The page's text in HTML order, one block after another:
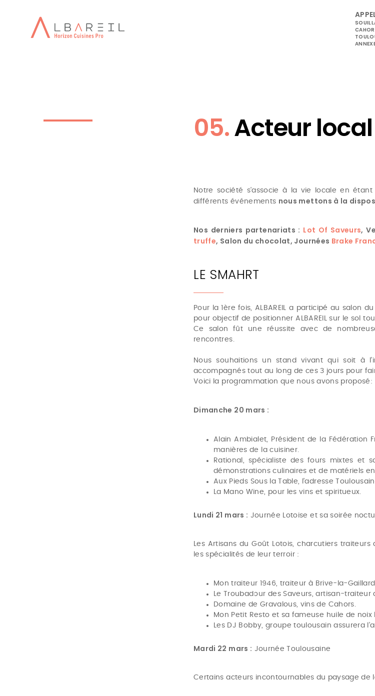
05.Acteur local
Notre société s'associe à la vie locale en
différents événements nous mettons à la
Nos derniers partenariats : Lot Of Saveurs,
truffe, Salon du chocolat, Journées Brake
LE SMAHRT
Pour la 1ère fois, ALBAREIL a participé au salon
pour objectif de positionner ALBAREIL sur le sol
Ce salon fût une réussite avec de
rencontres.
Nous souhaitions un stand vivant qui soit à
accompagnés tout au long de ces 3 jours pour
Voici la programmation que nous avons proposé:
Dimanche 20 mars :
Alain Ambialet, Président de la Fédération
manières de la cuisiner.
Rational, spécialiste des fours mixtes et
démonstrations culinaires et de matériels en
Aux Pieds Sous la Table, l’adresse
La Mano Wine, pour les vins et spiritueux.
Lundi 21 mars : Journée Lotoise et sa soirée
Les Artisans du Goût Lotois, charcutiers
les spécialités de leur terroir :
Mon traiteur 1946, traiteur à Brive-la-
Le Troubadour des Saveurs, artisan-traiteur
Domaine de Gravalous, vins de Cahors.
Mon Petit Resto et sa fameuse huile de noix
Les DJ Bobby, groupe toulousain assurera
Mardi 22 mars : Journée Toulousaine
Certains acteurs incontournables du paysage